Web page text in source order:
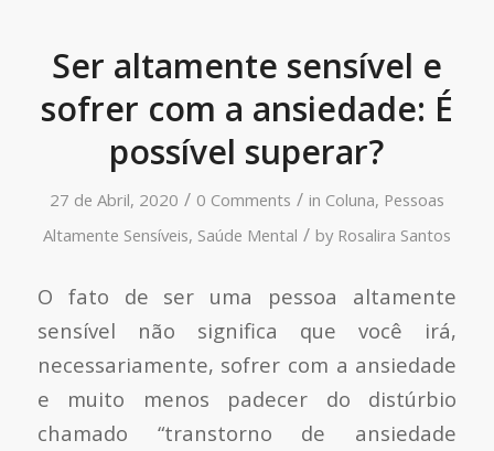
Ser altamente sensível e
sofrer com a ansiedade: É
possível superar?
27 de Abril, 2020 / 0 Comments / in Coluna, Pessoas
Altamente Sensíveis, Saúde Mental / by Rosalira Santos
O fato de ser uma pessoa altamente
sensível não significa que você irá,
necessariamente, sofrer com a ansiedade
e muito menos padecer do distúrbio
chamado “transtorno de ansiedade